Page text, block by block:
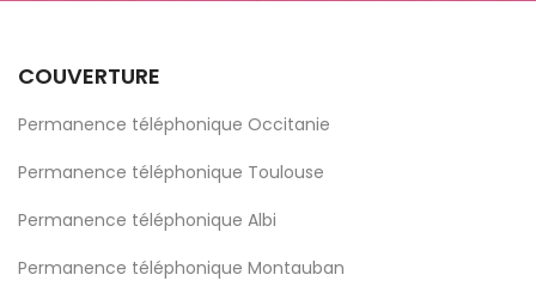
COUVERTURE
Permanence téléphonique Occitanie
Permanence téléphonique Toulouse
Permanence téléphonique Albi
Permanence téléphonique Montauban